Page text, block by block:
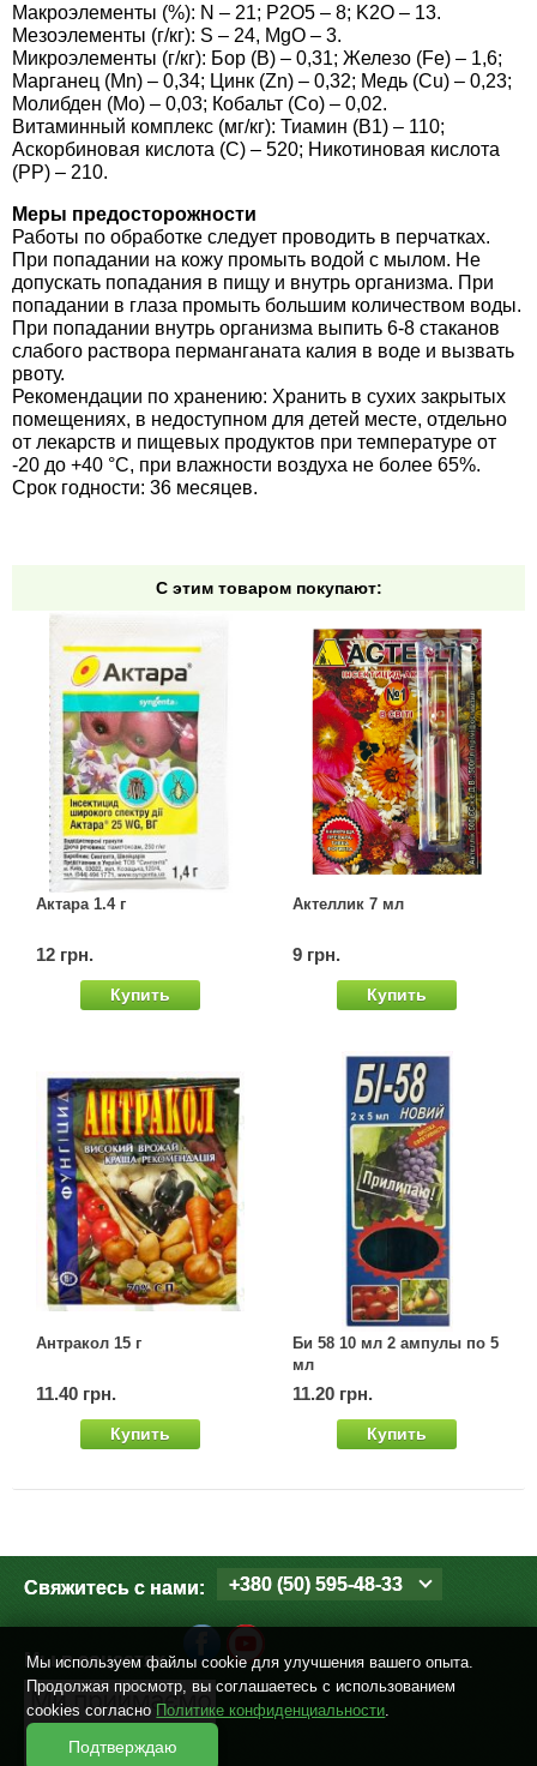
Макроэлементы (%): N – 21; P2О5 – 8; K2О – 13.
Мезоэлементы (г/кг): S – 24, MgO – 3.
Микроэлементы (г/кг): Бор (B) – 0,31; Железо (Fe) – 1,6;
Марганец (Mn) – 0,34; Цинк (Zn) – 0,32; Медь (Cu) – 0,23;
Молибден (Mo) – 0,03; Кобальт (Co) – 0,02.
Витаминный комплекс (мг/кг): Тиамин (В1) – 110;
Аскорбиновая кислота (С) – 520; Никотиновая кислота
(РР) – 210.
Меры предосторожности
Работы по обработке следует проводить в перчатках.
При попадании на кожу промыть водой с мылом. Не
допускать попадания в пищу и внутрь организма. При
попадании в глаза промыть большим количеством воды.
При попадании внутрь организма выпить 6-8 стаканов
слабого раствора перманганата калия в воде и вызвать
рвоту.
Рекомендации по хранению: Хранить в сухих закрытых
помещениях, в недоступном для детей месте, отдельно
от лекарств и пищевых продуктов при температуре от
-20 до +40 °C, при влажности воздуха не более 65%.
Срок годности: 36 месяцев.
С этим товаром покупают:
Актара 1.4 г
12 грн.
Купить
Актеллик 7 мл
9 грн.
Купить
Антракол 15 г
11.40 грн.
Купить
Би 58 10 мл 2 ампулы по 5
мл
11.20 грн.
Купить
Свяжитесь с нами: +380 (50) 595-48-33
Мы в соцсетях
Мы используем файлы cookie для улучшения вашего опыта.
Продолжая просмотр, вы соглашаетесь с использованием
cookies согласно Политике конфиденциальности.
Подтверждаю